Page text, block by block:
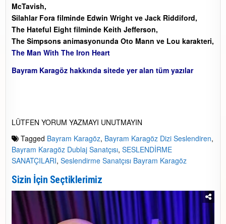
McTavish,
Silahlar Fora filminde Edwin Wright ve Jack Riddiford,
The Hateful Eight filminde Keith Jefferson,
The Simpsons animasyonunda Oto Mann ve Lou karakteri,
The Man With The Iron Heart
Bayram Karagöz hakkında sitede yer alan tüm yazılar
LÜTFEN YORUM YAZMAYI UNUTMAYIN
Tagged Bayram Karagöz, Bayram Karagöz Dizi Seslendiren,
Bayram Karagöz Dublaj Sanatçısı,SESLENDİRME
SANATÇILARI,Seslendirme Sanatçısı Bayram Karagöz
Sizin İçin Seçtiklerimiz